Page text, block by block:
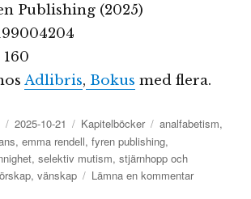
Publishing (2025)
Adlibris, Bokus med flera.
Publicerat
den
2025-10-21 Kategorier
Kapitelböcker Etiketter
analfabetism,
,emma rendell,fyren publishing,
,selektiv mutism,stjärnhopp och
,vänskap Lämna en kommentartill